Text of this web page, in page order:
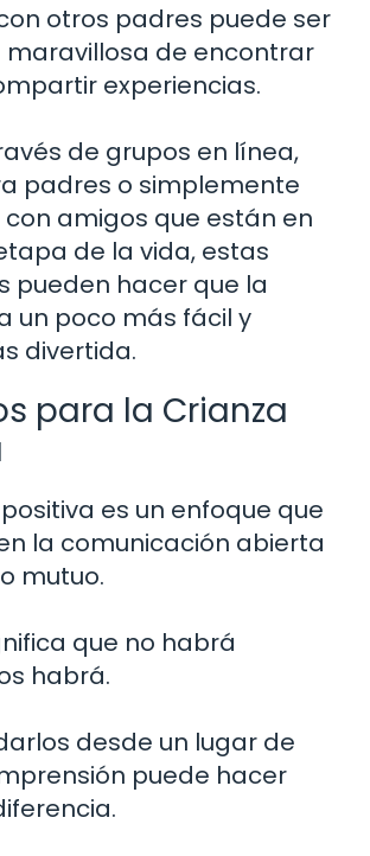
otros padres puede ser
maravillosa de encontrar
experiencias.
de grupos en línea,
padres o simplemente
amigos que están en
de la vida, estas
pueden hacer que la
un poco más fácil y
divertida.
para la Crianza
es un enfoque que
la comunicación abierta
mutuo.
que no habrá
habrá.
desde un lugar de
puede hacer